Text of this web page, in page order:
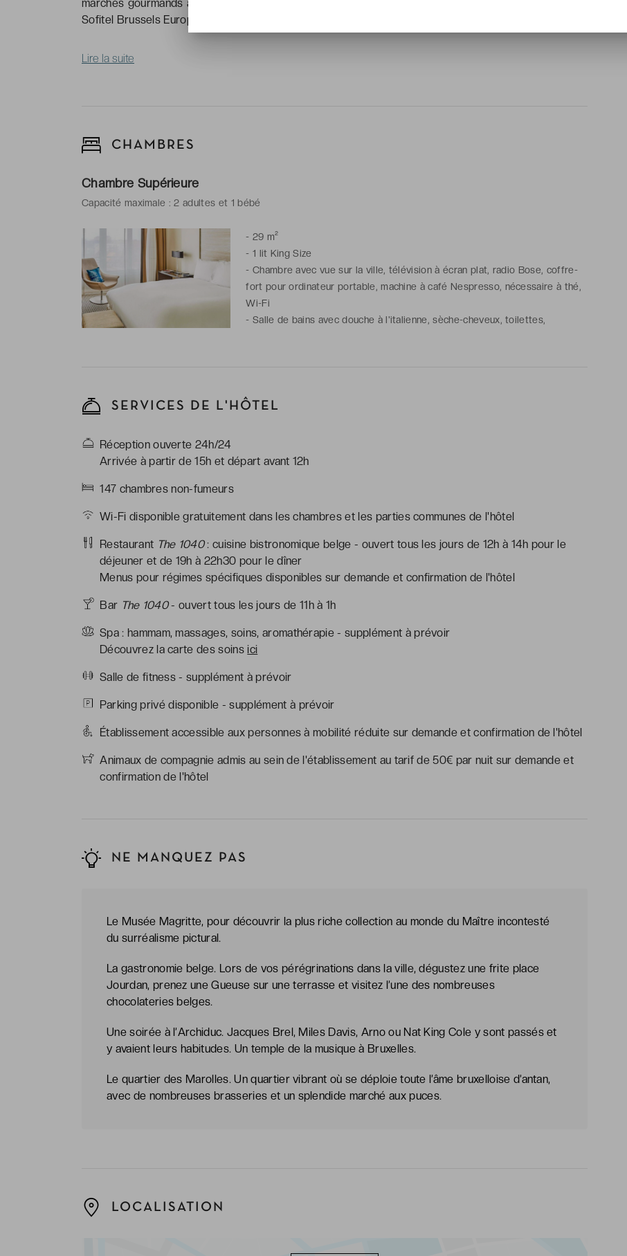
marchés gourmands aux cafés vivants, elle mêle caractère et douceur. Sur la belle place Jourdan, le
Sofitel Brussels Europe ***** incarne cette dualité avec raffinement.
Lire la suite
CHAMBRES
Chambre Supérieure
Capacité maximale : 2 adultes et 1 bébé
- 29 m²
- 1 lit King Size
- Chambre avec vue sur la ville, télévision à écran plat, radio Bose, coffre-
fort pour ordinateur portable, machine à café Nespresso, nécessaire à thé,
Wi-Fi
- Salle de bains avec douche à l'italienne, sèche-cheveux, toilettes,
SERVICES DE L'HÔTEL
Réception ouverte 24h/24
Arrivée à partir de 15h et départ avant 12h
147 chambres non-fumeurs
Wi-Fi disponible gratuitement dans les chambres et les parties communes de l'hôtel
Restaurant The 1040: cuisine bistronomique belge - ouvert tous les jours de 12h à 14h pour le
déjeuner et de 19h à 22h30 pour le dîner
Menus pour régimes spécifiques disponibles sur demande et confirmation de l'hôtel
Bar The 1040- ouvert tous les jours de 11h à 1h
Spa : hammam, massages, soins, aromathérapie - supplément à prévoir
Découvrez la carte des soinsici
Salle de fitness - supplément à prévoir
Parking privé disponible - supplément à prévoir
Établissement accessible aux personnes à mobilité réduite sur demande et confirmation de l'hôtel
Animaux de compagnie admis au sein de l'établissement au tarif de 50€ par nuit sur demande et
confirmation de l'hôtel
NE MANQUEZ PAS
Le Musée Magritte, pour découvrir la plus riche collection au monde du Maître incontesté
du surréalisme pictural.
La gastronomie belge. Lors de vos pérégrinations dans la ville, dégustez une frite place
Jourdan, prenez une Gueuse sur une terrasse et visitez l’une des nombreuses
chocolateries belges.
Une soirée à l’Archiduc. Jacques Brel, Miles Davis, Arno ou Nat King Cole y sont passés et
y avaient leurs habitudes. Un temple de la musique à Bruxelles.
Le quartier des Marolles. Un quartier vibrant où se déploie toute l’âme bruxelloise d’antan,
avec de nombreuses brasseries et un splendide marché aux puces.
LOCALISATION